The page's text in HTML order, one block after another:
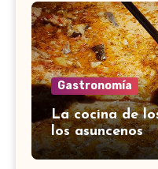
Gastronomía
La cocina de
los asuncenos